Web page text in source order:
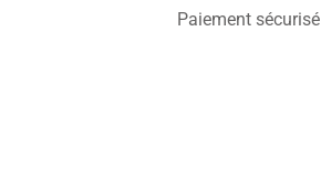
Paiement sécurisé